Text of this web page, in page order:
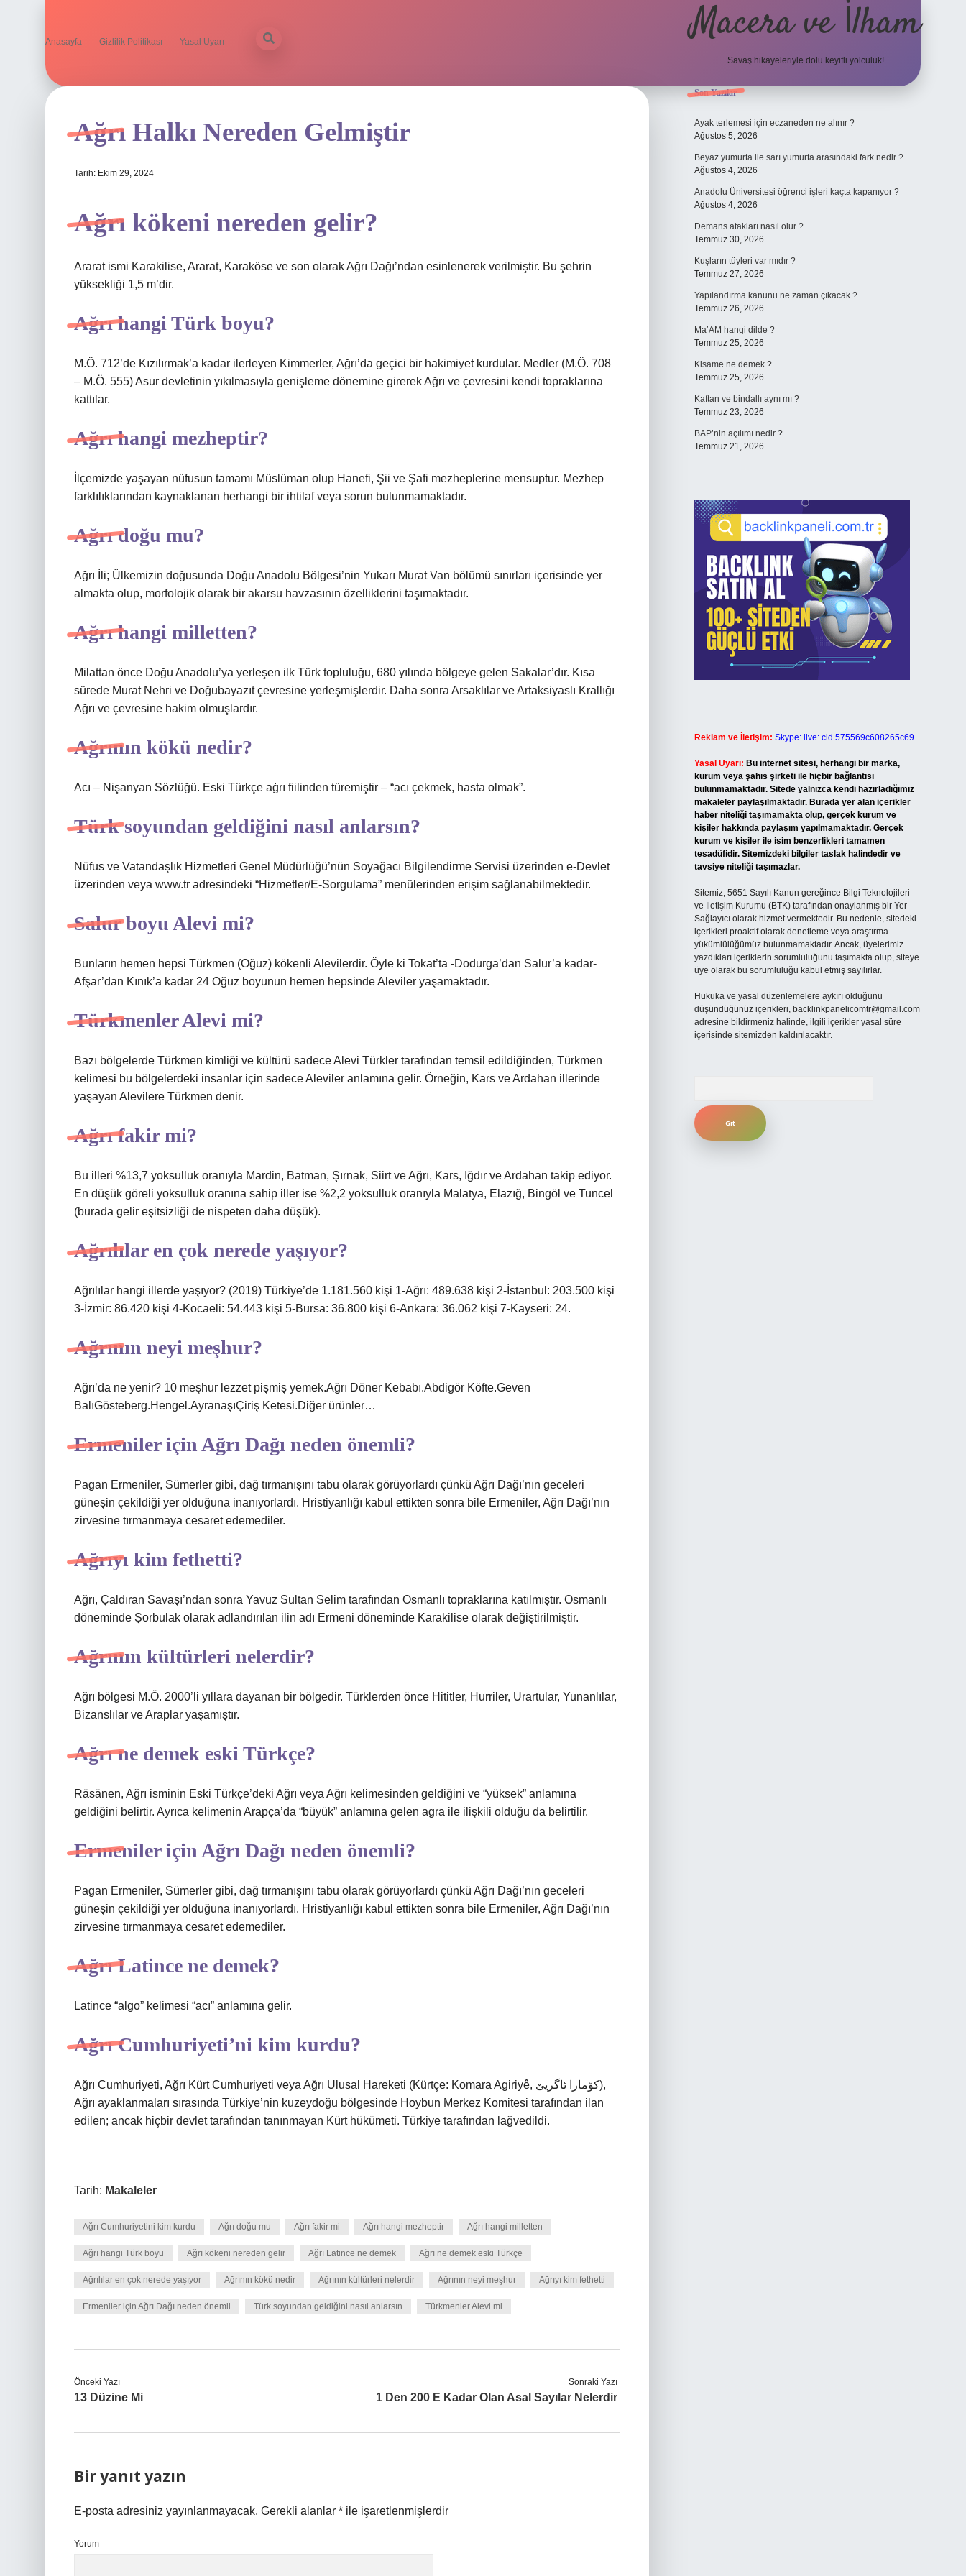
Anasayfa Gizlilik Politikası Yasal Uyarı Macera ve İlham
Savaş hikayeleriyle dolu keyifli yolculuk!
Ağrı Halkı Nereden Gelmiştir
Tarih: Ekim 29, 2024
Ağrı kökeni nereden gelir?
Ararat ismi Karakilise, Ararat, Karaköse ve son olarak Ağrı Dağı’ndan esinlenerek verilmiştir. Bu şehrin
yüksekliği 1,5 m’dir.
Ağrı hangi Türk boyu?
M.Ö. 712’de Kızılırmak’a kadar ilerleyen Kimmerler, Ağrı’da geçici bir hakimiyet kurdular. Medler (M.Ö. 708
– M.Ö. 555) Asur devletinin yıkılmasıyla genişleme dönemine girerek Ağrı ve çevresini kendi topraklarına
kattılar.
Ağrı hangi mezheptir?
İlçemizde yaşayan nüfusun tamamı Müslüman olup Hanefi, Şii ve Şafi mezheplerine mensuptur. Mezhep
farklılıklarından kaynaklanan herhangi bir ihtilaf veya sorun bulunmamaktadır.
Ağrı doğu mu?
Ağrı İli; Ülkemizin doğusunda Doğu Anadolu Bölgesi’nin Yukarı Murat Van bölümü sınırları içerisinde yer
almakta olup, morfolojik olarak bir akarsu havzasının özelliklerini taşımaktadır.
Ağrı hangi milletten?
Milattan önce Doğu Anadolu’ya yerleşen ilk Türk topluluğu, 680 yılında bölgeye gelen Sakalar’dır. Kısa
sürede Murat Nehri ve Doğubayazıt çevresine yerleşmişlerdir. Daha sonra Arsaklılar ve Artaksiyaslı Krallığı
Ağrı ve çevresine hakim olmuşlardır.
Ağrının kökü nedir?
Acı – Nişanyan Sözlüğü. Eski Türkçe aġrı fiilinden türemiştir – “acı çekmek, hasta olmak”.
Türk soyundan geldiğini nasıl anlarsın?
Nüfus ve Vatandaşlık Hizmetleri Genel Müdürlüğü’nün Soyağacı Bilgilendirme Servisi üzerinden e-Devlet
üzerinden veya www.tr adresindeki “Hizmetler/E-Sorgulama” menülerinden erişim sağlanabilmektedir.
Salur boyu Alevi mi?
Bunların hemen hepsi Türkmen (Oğuz) kökenli Alevilerdir. Öyle ki Tokat’ta -Dodurga’dan Salur’a kadar-
Afşar’dan Kınık’a kadar 24 Oğuz boyunun hemen hepsinde Aleviler yaşamaktadır.
Türkmenler Alevi mi?
Bazı bölgelerde Türkmen kimliği ve kültürü sadece Alevi Türkler tarafından temsil edildiğinden, Türkmen
kelimesi bu bölgelerdeki insanlar için sadece Aleviler anlamına gelir. Örneğin, Kars ve Ardahan illerinde
yaşayan Alevilere Türkmen denir.
Ağrı fakir mi?
Bu illeri %13,7 yoksulluk oranıyla Mardin, Batman, Şırnak, Siirt ve Ağrı, Kars, Iğdır ve Ardahan takip ediyor.
En düşük göreli yoksulluk oranına sahip iller ise %2,2 yoksulluk oranıyla Malatya, Elazığ, Bingöl ve Tuncel
(burada gelir eşitsizliği de nispeten daha düşük).
Ağrılılar en çok nerede yaşıyor?
Ağrılılar hangi illerde yaşıyor? (2019) Türkiye’de 1.181.560 kişi 1-Ağrı: 489.638 kişi 2-İstanbul: 203.500 kişi
3-İzmir: 86.420 kişi 4-Kocaeli: 54.443 kişi 5-Bursa: 36.800 kişi 6-Ankara: 36.062 kişi 7-Kayseri: 24.
Ağrının neyi meşhur?
Ağrı’da ne yenir? 10 meşhur lezzet pişmiş yemek.Ağrı Döner Kebabı.Abdigör Köfte.Geven
BalıGösteberg.Hengel.AyranaşıÇiriş Ketesi.Diğer ürünler…
Ermeniler için Ağrı Dağı neden önemli?
Pagan Ermeniler, Sümerler gibi, dağ tırmanışını tabu olarak görüyorlardı çünkü Ağrı Dağı’nın geceleri
güneşin çekildiği yer olduğuna inanıyorlardı. Hristiyanlığı kabul ettikten sonra bile Ermeniler, Ağrı Dağı’nın
zirvesine tırmanmaya cesaret edemediler.
Ağrıyı kim fethetti?
Ağrı, Çaldıran Savaşı’ndan sonra Yavuz Sultan Selim tarafından Osmanlı topraklarına katılmıştır. Osmanlı
döneminde Şorbulak olarak adlandırılan ilin adı Ermeni döneminde Karakilise olarak değiştirilmiştir.
Ağrının kültürleri nelerdir?
Ağrı bölgesi M.Ö. 2000’li yıllara dayanan bir bölgedir. Türklerden önce Hititler, Hurriler, Urartular, Yunanlılar,
Bizanslılar ve Araplar yaşamıştır.
Ağrı ne demek eski Türkçe?
Räsänen, Ağrı isminin Eski Türkçe’deki Ağrı veya Ağrı kelimesinden geldiğini ve “yüksek” anlamına
geldiğini belirtir. Ayrıca kelimenin Arapça’da “büyük” anlamına gelen agra ile ilişkili olduğu da belirtilir.
Ermeniler için Ağrı Dağı neden önemli?
Pagan Ermeniler, Sümerler gibi, dağ tırmanışını tabu olarak görüyorlardı çünkü Ağrı Dağı’nın geceleri
güneşin çekildiği yer olduğuna inanıyorlardı. Hristiyanlığı kabul ettikten sonra bile Ermeniler, Ağrı Dağı’nın
zirvesine tırmanmaya cesaret edemediler.
Ağrı Latince ne demek?
Latince “algo” kelimesi “acı” anlamına gelir.
Ağrı Cumhuriyeti’ni kim kurdu?
Ağrı Cumhuriyeti, Ağrı Kürt Cumhuriyeti veya Ağrı Ulusal Hareketi (Kürtçe: Komara Agiriyê, کۆمارا ئاگریێ),
Ağrı ayaklanmaları sırasında Türkiye’nin kuzeydoğu bölgesinde Hoybun Merkez Komitesi tarafından ilan
edilen; ancak hiçbir devlet tarafından tanınmayan Kürt hükümeti. Türkiye tarafından lağvedildi.
Tarih: Makaleler
Ağrı Cumhuriyetini kim kurdu Ağrı doğu mu Ağrı fakir mi Ağrı hangi mezheptir Ağrı hangi milletten
Ağrı hangi Türk boyu Ağrı kökeni nereden gelir Ağrı Latince ne demek Ağrı ne demek eski Türkçe
Ağrılılar en çok nerede yaşıyor Ağrının kökü nedir Ağrının kültürleri nelerdir Ağrının neyi meşhur Ağrıyı kim fethetti
Ermeniler için Ağrı Dağı neden önemli Türk soyundan geldiğini nasıl anlarsın Türkmenler Alevi mi
Önceki Yazı
13 Düzine Mi
Sonraki Yazı
1 Den 200 E Kadar Olan Asal Sayılar Nelerdir
Bir yanıt yazın
E-posta adresiniz yayınlanmayacak. Gerekli alanlar * ile işaretlenmişlerdir
Yorum
Sidebar
Son Yazılar
Ayak terlemesi için eczaneden ne alınır ?
Ağustos 5, 2026
Beyaz yumurta ile sarı yumurta arasındaki fark nedir ?
Ağustos 4, 2026
Anadolu Üniversitesi öğrenci işleri kaçta kapanıyor ?
Ağustos 4, 2026
Demans atakları nasıl olur ?
Temmuz 30, 2026
Kuşların tüyleri var mıdır ?
Temmuz 27, 2026
Yapılandırma kanunu ne zaman çıkacak ?
Temmuz 26, 2026
Ma’AM hangi dilde ?
Temmuz 25, 2026
Kisame ne demek ?
Temmuz 25, 2026
Kaftan ve bindallı aynı mı ?
Temmuz 23, 2026
BAP’nin açılımı nedir ?
Temmuz 21, 2026
Reklam ve İletişim: Skype: live:.cid.575569c608265c69
Yasal Uyarı: Bu internet sitesi, herhangi bir marka,
kurum veya şahıs şirketi ile hiçbir bağlantısı
bulunmamaktadır. Sitede yalnızca kendi hazırladığımız
makaleler paylaşılmaktadır. Burada yer alan içerikler
haber niteliği taşımamakta olup, gerçek kurum ve
kişiler hakkında paylaşım yapılmamaktadır. Gerçek
kurum ve kişiler ile isim benzerlikleri tamamen
tesadüfidir. Sitemizdeki bilgiler taslak halindedir ve
tavsiye niteliği taşımazlar.
Sitemiz, 5651 Sayılı Kanun gereğince Bilgi Teknolojileri
ve İletişim Kurumu (BTK) tarafından onaylanmış bir Yer
Sağlayıcı olarak hizmet vermektedir. Bu nedenle, sitedeki
içerikleri proaktif olarak denetleme veya araştırma
yükümlülüğümüz bulunmamaktadır. Ancak, üyelerimiz
yazdıkları içeriklerin sorumluluğunu taşımakta olup, siteye
üye olarak bu sorumluluğu kabul etmiş sayılırlar.
Hukuka ve yasal düzenlemelere aykırı olduğunu
düşündüğünüz içerikleri, backlinkpanelicomtr@gmail.com
adresine bildirmeniz halinde, ilgili içerikler yasal süre
içerisinde sitemizden kaldırılacaktır.